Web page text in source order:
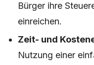
Bürger ihre
einreichen.
Zeit- und
Nutzung einer